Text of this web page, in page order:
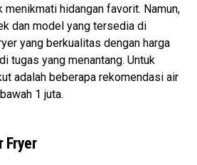
menikmati hidangan favorit. Namun,
dan model yang tersedia di
yang berkualitas dengan harga
tugas yang menantang. Untuk
adalah beberapa rekomendasi air
1 juta.
Fryer